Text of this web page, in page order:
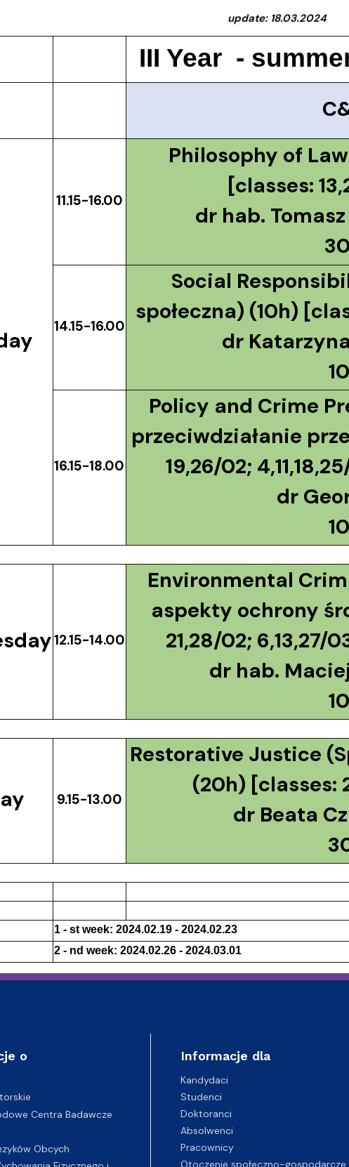
update: 18.03.2024
III Year -
11.15-16.00
Philosophy of
[classes:
dr hab.
14.15-16.00
Social
społeczna) (10h)
dr
16.15-18.00
Policy and Crime
przeciwdziałanie
19,26/02;
dr
12.15-14.00
Environmental
aspekty ochrony
21,28/02; 6,13,27/
dr hab.
9.15-13.00
Restorative Justice
(20h) [classes:
dr Beata
1 - st week: 2024.02.19 - 2024.02.23
2 - nd week: 2024.02.26 - 2024.03.01
o
Centra Badawcze
Obcych
Informacje dla
Kandydaci
Studenci
Doktoranci
Absolwenci
Pracownicy
Otoczenie społeczno-gospodarcze